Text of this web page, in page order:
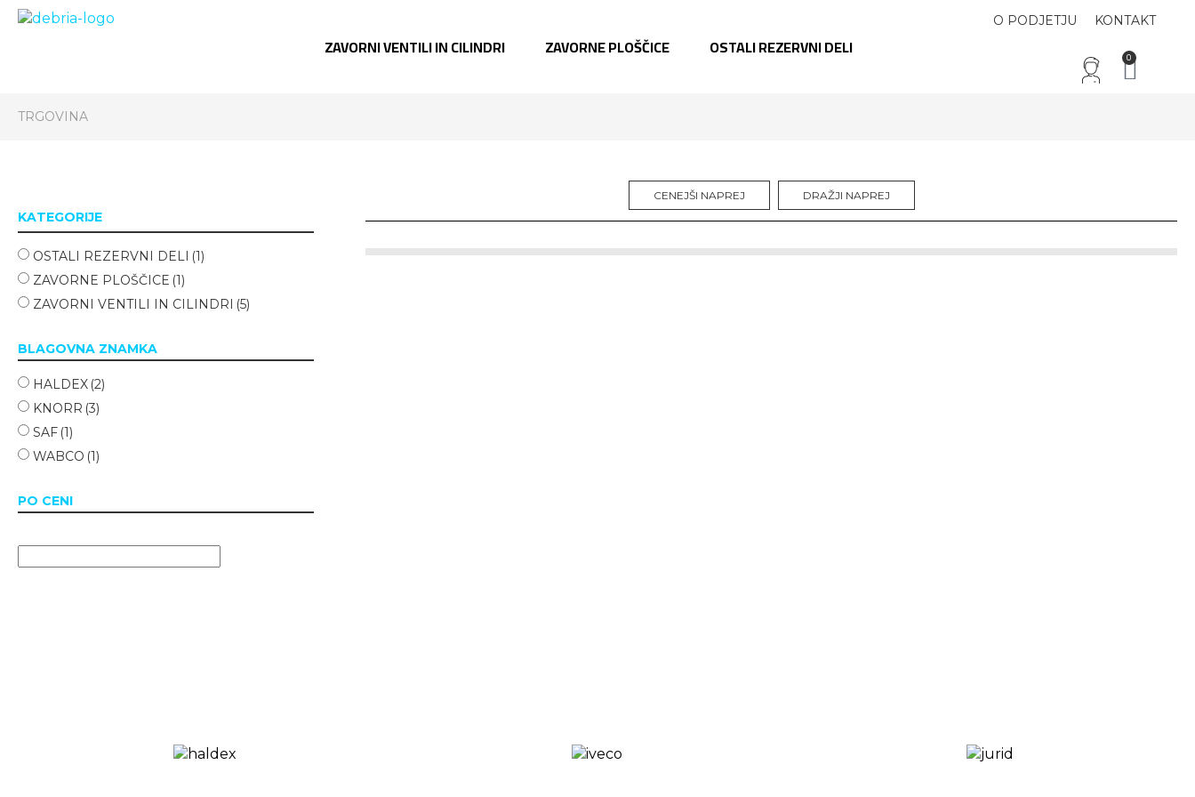
ZAVORNI VENTILI IN CILINDRI ZAVORNE PLOŠČICE OSTALI REZERVNI DELI
O PODJETJU KONTAKT
0
TRGOVINA
KATEGORIJE
OSTALI REZERVNI DELI (1)
ZAVORNE PLOŠČICE (1)
ZAVORNI VENTILI IN CILINDRI (5)
BLAGOVNA ZNAMKA
HALDEX (2)
KNORR (3)
SAF (1)
WABCO (1)
PO CENI
CENEJŠI NAPREJ DRAŽJI NAPREJ